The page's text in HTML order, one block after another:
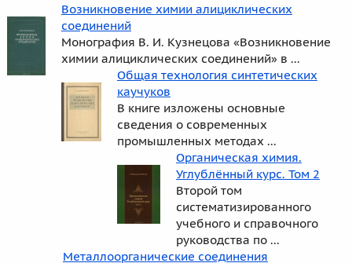
Возникновение химии алициклических
соединений
Монография В. И. Кузнецова «Возникновение
химии алициклических соединений» в ...
Общая технология синтетических
каучуков
В книге изложены основные
сведения о современных
промышленных методах ...
Органическая химия.
Углублённый курс. Том 2
Второй том
систематизированного
учебного и справочного
руководства по ...
Металлоорганические соединения